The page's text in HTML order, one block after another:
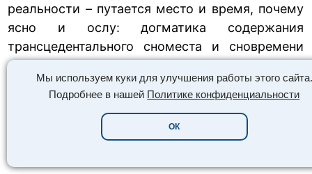
Мы используем куки для улучшения работы этого сайта.
Подробнее в нашей Политике конфиденциальности
ОК
реальности – путается место и время, почему
ясно и ослу: догматика содержания
трансцедентального сноместа и сновремени
переживает кинетическую конверсию к
своему основному месту, причём
затрагивается особая сила, которая на
некоторое время выбрасывает сонмическое
состояние уравновешенного в вечности